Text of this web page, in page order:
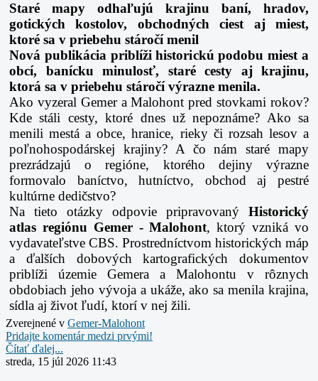
Staré mapy odhaľujú krajinu baní, hradov,
gotických kostolov, obchodných ciest aj miest,
ktoré sa v priebehu stáročí menil
Nová publikácia priblíži historickú podobu miest a
obcí, banícku minulosť, staré cesty aj krajinu,
ktorá sa v priebehu stáročí výrazne menila.
Ako vyzeral Gemer a Malohont pred stovkami rokov?
Kde stáli cesty, ktoré dnes už nepoznáme? Ako sa
menili mestá a obce, hranice, rieky či rozsah lesov a
poľnohospodárskej krajiny? A čo nám staré mapy
prezrádzajú o regióne, ktorého dejiny výrazne
formovalo baníctvo, hutníctvo, obchod aj pestré
kultúrne dedičstvo?
Na tieto otázky odpovie pripravovaný Historický
atlas regiónu Gemer - Malohont, ktorý vzniká vo
vydavateľstve CBS. Prostredníctvom historických máp
a ďalších dobových kartografických dokumentov
priblíži územie Gemera a Malohontu v rôznych
obdobiach jeho vývoja a ukáže, ako sa menila krajina,
sídla aj život ľudí, ktorí v nej žili.
Zverejnené v Gemer-Malohont
Pridajte komentár medzi prvými!
Čítať ďalej...
streda, 15 júl 2026 11:43